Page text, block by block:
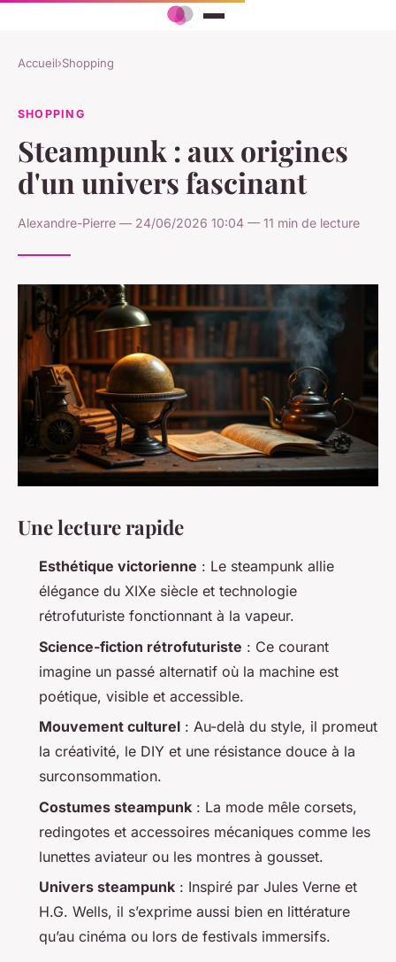
Accueil›Shopping
SHOPPING
Steampunk : aux origines
d'un univers fascinant
Alexandre-Pierre — 24/06/2026 10:04 — 11 min de lecture
Une lecture rapide
Esthétique victorienne : Le steampunk allie
élégance du XIXe siècle et technologie
rétrofuturiste fonctionnant à la vapeur.
Science-fiction rétrofuturiste : Ce courant
imagine un passé alternatif où la machine est
poétique, visible et accessible.
Mouvement culturel : Au-delà du style, il promeut
la créativité, le DIY et une résistance douce à la
surconsommation.
Costumes steampunk : La mode mêle corsets,
redingotes et accessoires mécaniques comme les
lunettes aviateur ou les montres à gousset.
Univers steampunk : Inspiré par Jules Verne et
H.G. Wells, il s’exprime aussi bien en littérature
qu’au cinéma ou lors de festivals immersifs.